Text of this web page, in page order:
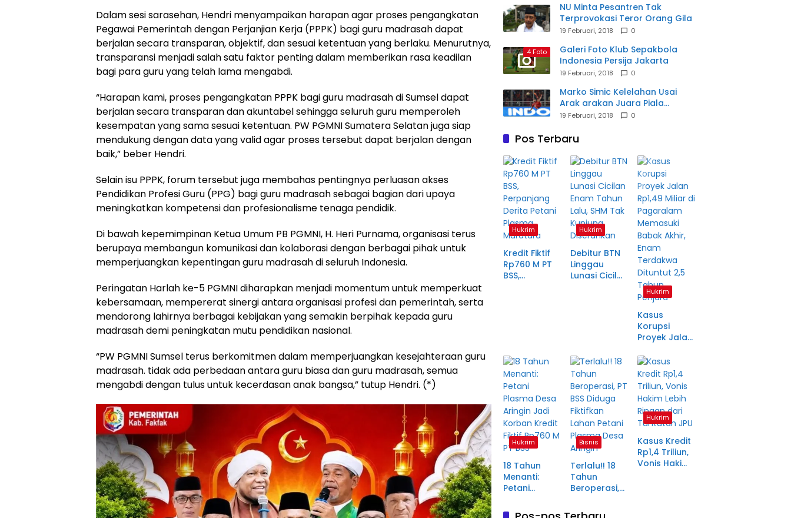
Dalam sesi sarasehan, Hendri menyampaikan harapan agar proses pengangkatan
Pegawai Pemerintah dengan Perjanjian Kerja (PPPK) bagi guru madrasah dapat
berjalan secara transparan, objektif, dan sesuai ketentuan yang berlaku. Menurutnya,
transparansi menjadi salah satu faktor penting dalam memberikan rasa keadilan
bagi para guru yang telah lama mengabdi.
“Harapan kami, proses pengangkatan PPPK bagi guru madrasah di Sumsel dapat
berjalan secara transparan dan akuntabel sehingga seluruh guru memperoleh
kesempatan yang sama sesuai ketentuan. PW PGMNI Sumatera Selatan juga siap
mendukung dengan data yang valid agar proses tersebut dapat berjalan dengan
baik,” beber Hendri.
Selain isu PPPK, forum tersebut juga membahas pentingnya perluasan akses
Pendidikan Profesi Guru (PPG) bagi guru madrasah sebagai bagian dari upaya
meningkatkan kompetensi dan profesionalisme tenaga pendidik.
Di bawah kepemimpinan Ketua Umum PB PGMNI, H. Heri Purnama, organisasi terus
berupaya membangun komunikasi dan kolaborasi dengan berbagai pihak untuk
memperjuangkan kepentingan guru madrasah di seluruh Indonesia.
Peringatan Harlah ke-5 PGMNI diharapkan menjadi momentum untuk memperkuat
kebersamaan, mempererat sinergi antara organisasi profesi dan pemerintah, serta
mendorong lahirnya berbagai kebijakan yang semakin berpihak kepada guru
madrasah demi peningkatan mutu pendidikan nasional.
“PW PGMNI Sumsel terus berkomitmen dalam memperjuangkan kesejahteraan guru
madrasah. tidak ada perbedaan antara guru biasa dan guru madrasah, semua
mengabdi dengan tulus untuk kecerdasan anak bangsa,” tutup Hendri. (*)
NU Minta Pesantren Tak
Terprovokasi Teror Orang Gila
19 Februari, 2018 0
4 Foto
Galeri Foto Klub Sepakbola
Indonesia Persija Jakarta
19 Februari, 2018 0
Marko Simic Kelelahan Usai
Arak arakan Juara Piala
Presiden
19 Februari, 2018 0
Pos Terbaru
Hukrim
Kredit Fiktif
Rp760 M PT
BSS,
Hukrim
Debitur BTN
Linggau
Lunasi Cicilan
Hukrim
Kasus
Korupsi
Proyek Jalan
di
Pagaralam
Memasuki
Babak Akhir,
Enam
Terdakwa
Dituntut 2,5
Tahun
Penjara
Hukrim
18 Tahun
Menanti:
Petani
Aringin Jadi
Bisnis
Terlalu!! 18
Tahun
Beroperasi,
Diduga
Hukrim
Kasus Kredit
Rp1,4 Triliun,
Vonis Hakim